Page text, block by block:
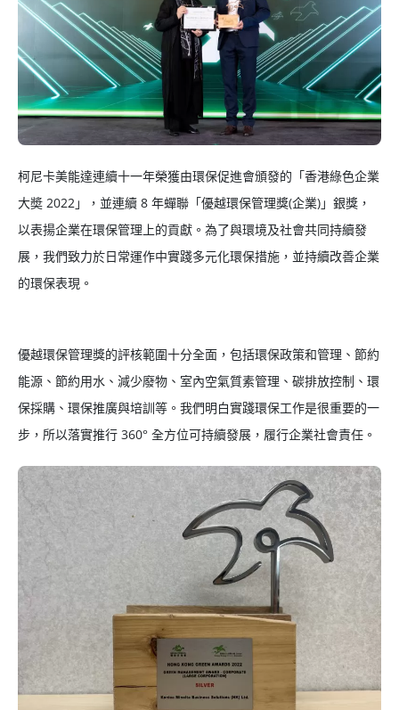
柯尼卡美能達連續十一年榮獲由環保促進會頒發的「香港綠色企業
大奬 2022」，並連續 8 年蟬聯「優越環保管理獎(企業)」銀獎，
以表揚企業在環保管理上的貢獻。為了與環境及社會共同持續發
展，我們致力於日常運作中實踐多元化環保措施，並持續改善企業
的環保表現。
優越環保管理獎的評核範圍十分全面，包括環保政策和管理、節約
能源、節約用水、減少廢物、室內空氣質素管理、碳排放控制、環
保採購、環保推廣與培訓等。我們明白實踐環保工作是很重要的一
步，所以落實推行 360° 全方位可持續發展，履行企業社會責任。